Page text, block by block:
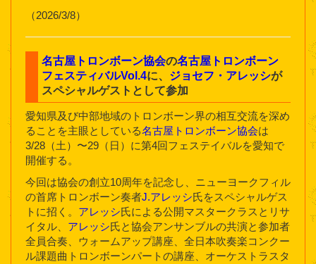
（2026/3/8）
名古屋トロンボーン協会の名古屋トロンボーン
フェスティバルVol.4に、 ジョセフ・アレッシが
スペシャルゲストとして参加
愛知県及び中部地域のトロンボーン界の相互交流を深め
ることを主眼としている名古屋トロンボーン協会は
3/28（土）〜29（日）に第4回フェステイバルを愛知で
開催する。
今回は協会の創立10周年を記念し、ニューヨークフィル
の首席トロンボーン奏者J.アレッシ氏をスペシャルゲス
トに招く。 アレッシ氏による公開マスタークラスとリサ
イタル、 アレッシ氏と協会アンサンブルの共演と参加者
全員合奏、ウォームアップ講座、全日本吹奏楽コンクー
ル課題曲トロンボーンパートの講座、オーケストラスタ